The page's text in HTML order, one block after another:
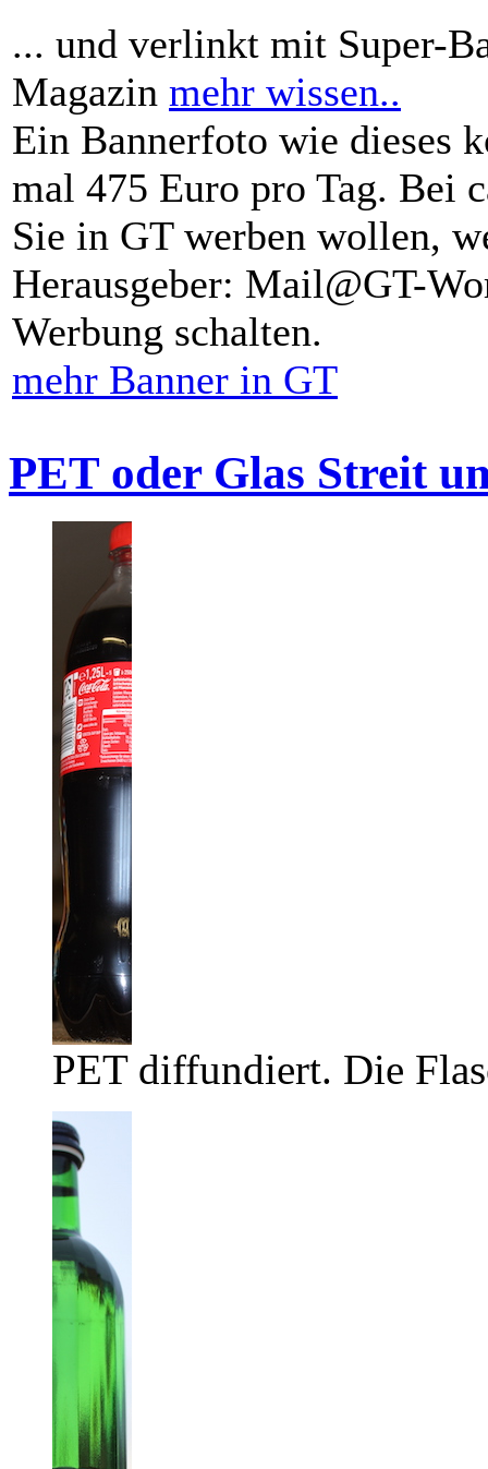
... und verlinkt mit Super-
Magazin mehr wissen..
Ein Bannerfoto wie dieses
mal 475 Euro pro Tag. Bei
Sie in GT werben wollen,
Herausgeber: Mail@GT-
Werbung schalten.
mehr Banner in GT
PET oder Glas Streit
PET diffundiert. Die